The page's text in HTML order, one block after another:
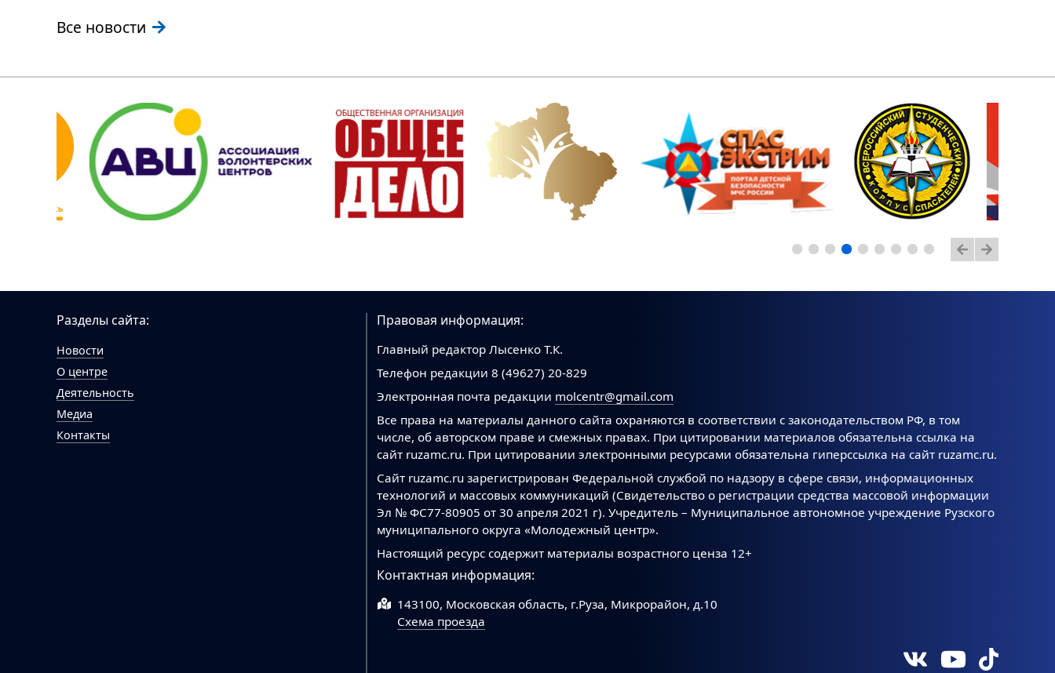
Все новости
Разделы сайта:
Новости
О центре
Деятельность
Медиа
Контакты
Правовая информация:
Главный редактор Лысенко Т.К.
Телефон редакции 8 (49627) 20-829
Электронная почта редакции molcentr@gmail.com
Все права на материалы данного сайта охраняются в соответствии с законодательством РФ, в том
числе, об авторском праве и смежных правах. При цитировании материалов обязательна ссылка на
сайт ruzamc.ru. При цитировании электронными ресурсами обязательна гиперссылка на сайт ruzamc.ru.
Сайт ruzamc.ru зарегистрирован Федеральной службой по надзору в сфере связи, информационных
технологий и массовых коммуникаций (Свидетельство о регистрации средства массовой информации
Эл № ФС77-80905 от 30 апреля 2021 г). Учредитель – Муниципальное автономное учреждение Рузского
муниципального округа «Молодежный центр».
Настоящий ресурс содержит материалы возрастного ценза 12+
Контактная информация:
143100, Московская область, г.Руза, Микрорайон, д.10
Схема проезда